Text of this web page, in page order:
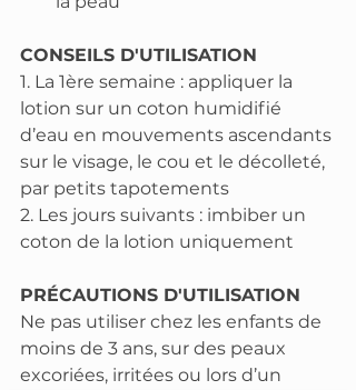
CONSEILS D'UTILISATION
1. La 1ère semaine : appliquer la
lotion sur un coton humidifié
d’eau en mouvements ascendants
sur le visage, le cou et le décolleté,
par petits tapotements
2. Les jours suivants : imbiber un
coton de la lotion uniquement
PRÉCAUTIONS D'UTILISATION
Ne pas utiliser chez les enfants de
moins de 3 ans, sur des peaux
excoriées, irritées ou lors d’un